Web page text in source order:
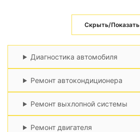
Скрыть/Показать
Диагностика автомобиля
Ремонт автокондиционера
Ремонт выхлопной системы
Ремонт двигателя